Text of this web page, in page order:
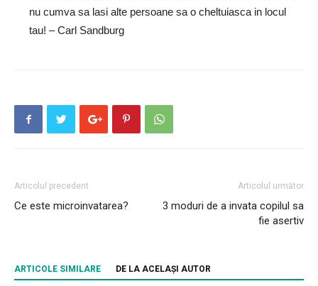
nu cumva sa lasi alte persoane sa o cheltuiasca in locul
tau! – Carl Sandburg
Articolul precedent
Ce este microinvatarea?
Articolul următor
3 moduri de a invata copilul sa
fie asertiv
ARTICOLE SIMILARE DE LA ACELAȘI AUTOR